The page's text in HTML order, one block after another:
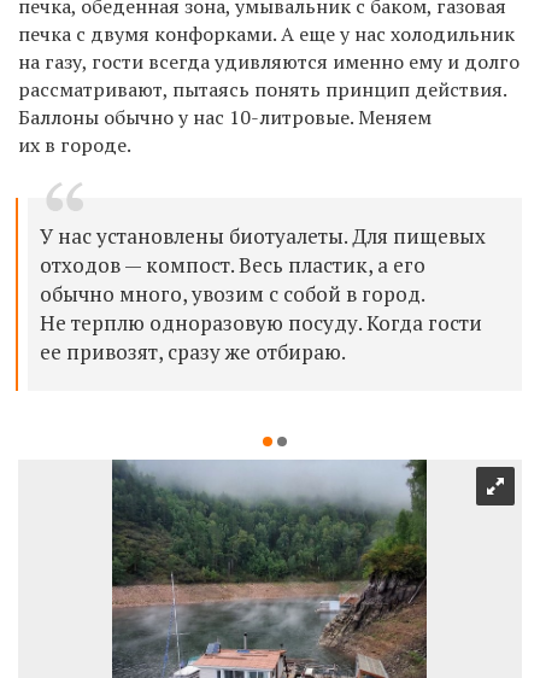
печка, обеденная зона, умывальник с баком, газовая
печка с двумя конфорками. А еще у нас холодильник
на газу, гости всегда удивляются именно ему и долго
рассматривают, пытаясь понять принцип действия.
Баллоны обычно у нас 10-литровые. Меняем
их в городе.
У нас установлены биотуалеты. Для пищевых
отходов — компост. Весь пластик, а его
обычно много, увозим с собой в город.
Не терплю одноразовую посуду. Когда гости
ее привозят, сразу же отбираю.